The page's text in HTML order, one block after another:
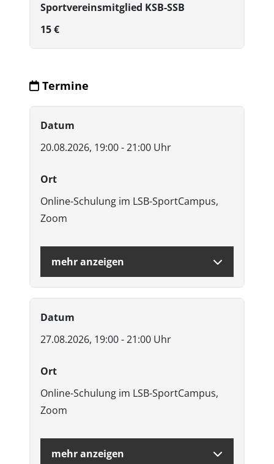
Sportvereinsmitglied KSB-SSB
15 €
Termine
Datum
20.08.2026, 19:00 - 21:00 Uhr
Ort
Online-Schulung im LSB-SportCampus,
Zoom
mehr anzeigen
Datum
27.08.2026, 19:00 - 21:00 Uhr
Ort
Online-Schulung im LSB-SportCampus,
Zoom
mehr anzeigen